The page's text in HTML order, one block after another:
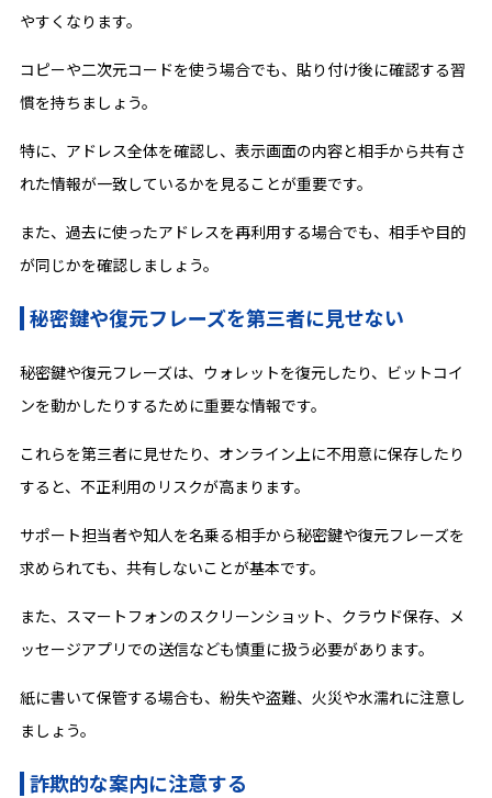
やすくなります。
コピーや二次元コードを使う場合でも、貼り付け後に確認する習
慣を持ちましょう。
特に、アドレス全体を確認し、表示画面の内容と相手から共有さ
れた情報が一致しているかを見ることが重要です。
また、過去に使ったアドレスを再利用する場合でも、相手や目的
が同じかを確認しましょう。
秘密鍵や復元フレーズを第三者に見せない
秘密鍵や復元フレーズは、ウォレットを復元したり、ビットコイ
ンを動かしたりするために重要な情報です。
これらを第三者に見せたり、オンライン上に不用意に保存したり
すると、不正利用のリスクが高まります。
サポート担当者や知人を名乗る相手から秘密鍵や復元フレーズを
求められても、共有しないことが基本です。
また、スマートフォンのスクリーンショット、クラウド保存、メ
ッセージアプリでの送信なども慎重に扱う必要があります。
紙に書いて保管する場合も、紛失や盗難、火災や水濡れに注意し
ましょう。
詐欺的な案内に注意する